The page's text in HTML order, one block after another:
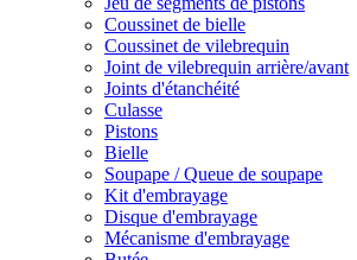
Coussinet de bielle
Coussinet de vilebrequin
Joint de vilebrequin arrière/avant
Joints d'étanchéité
Culasse
Pistons
Bielle
Soupape / Queue de soupape
Kit d'embrayage
Disque d'embrayage
Mécanisme d'embrayage